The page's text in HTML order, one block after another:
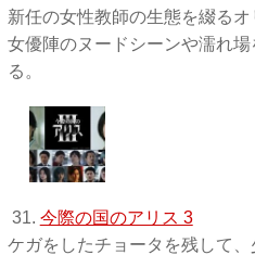
新任の女性教師の生態を綴るオ
女優陣のヌードシーンや濡れ
る。
31. 今際の国のアリス 3
ケガをしたチョータを残して